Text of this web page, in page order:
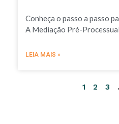
Conheça o passo a passo
A Mediação Pré-
LEIA MAIS »
1 2 3